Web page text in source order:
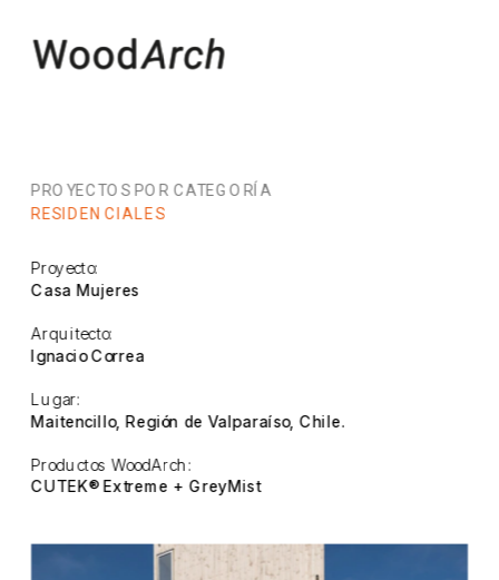
PROYECTOS POR CATEGORÍA
RESIDENCIALES
Proyecto:
Casa Mujeres
Arquitecto:
Ignacio Correa
Lugar:
Maitencillo, Región de Valparaíso, Chile.
Productos WoodArch:
CUTEK® Extreme + GreyMist